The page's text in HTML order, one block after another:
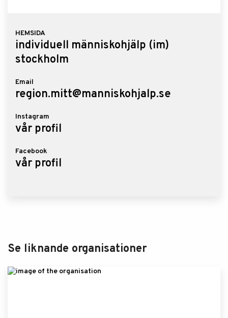
HEMSIDA
individuell människohjälp (im)
stockholm
Email
region.mitt@manniskohjalp.se
Instagram
vår profil
Facebook
vår profil
Se liknande organisationer